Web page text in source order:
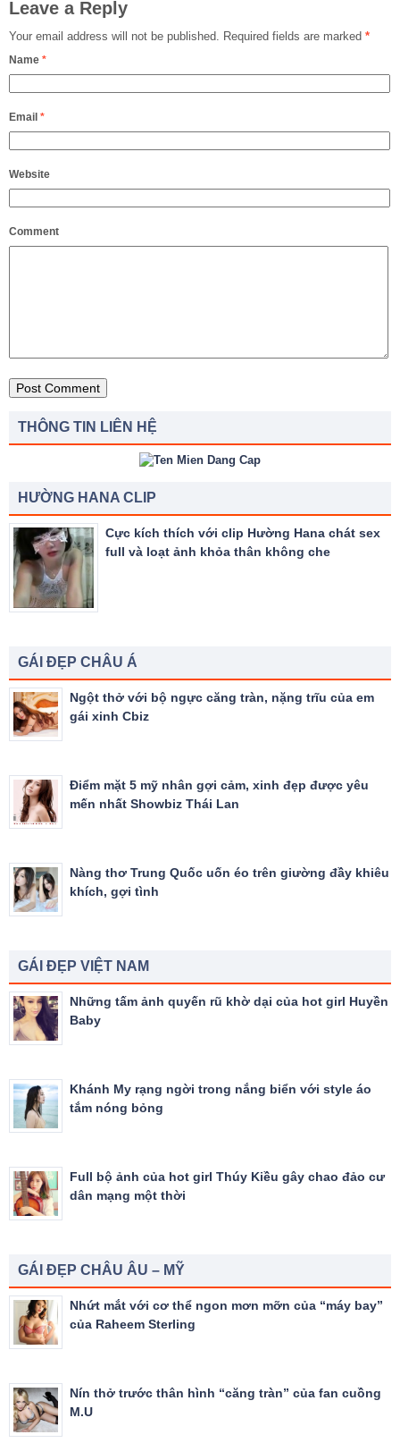
Leave a Reply
Your email address will not be published. Required fields are marked *
Name *
Email *
Website
Comment
THÔNG TIN LIÊN HỆ
HƯỜNG HANA CLIP
Cực kích thích với clip Hường Hana chát sex
full và loạt ảnh khỏa thân không che
GÁI ĐẸP CHÂU Á
Ngột thở với bộ ngực căng tràn, nặng trĩu của em
gái xinh Cbiz
Điểm mặt 5 mỹ nhân gợi cảm, xinh đẹp được yêu
mến nhất Showbiz Thái Lan
Nàng thơ Trung Quốc uốn éo trên giường đầy khiêu
khích, gợi tình
GÁI ĐẸP VIỆT NAM
Những tấm ảnh quyến rũ khờ dại của hot girl Huyền
Baby
Khánh My rạng ngời trong nắng biển với style áo
tắm nóng bỏng
Full bộ ảnh của hot girl Thúy Kiều gây chao đảo cư
dân mạng một thời
GÁI ĐẸP CHÂU ÂU – MỸ
Nhứt mắt với cơ thể ngon mơn mỡn của “máy bay”
của Raheem Sterling
Nín thở trước thân hình “căng tràn” của fan cuồng
M.U